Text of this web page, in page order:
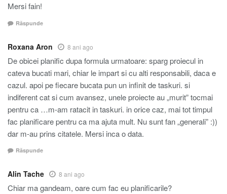
Mersi fain!
Răspunde
Roxana Aron 8 ani ago
De obicei planific dupa formula urmatoare: sparg proiecul in
cateva bucati mari, chiar le impart si cu alti responsabili, daca e
cazul. apoi pe fiecare bucata pun un infinit de taskuri. si
indiferent cat si cum avansez, unele proiecte au „murit” tocmai
pentru ca …m-am ratacit in taskuri. in orice caz, mai tot timpul
fac planificare pentru ca ma ajuta mult. Nu sunt fan „generali” :))
dar m-au prins citatele. Mersi inca o data.
Răspunde
Alin Tache 8 ani ago
Chiar ma gandeam, oare cum fac eu planificarile?